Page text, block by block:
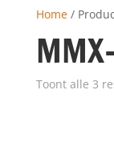
Home/
Toont alle 3